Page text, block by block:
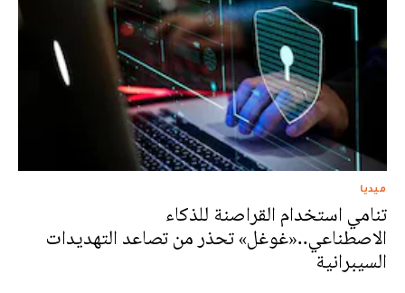
ميديا
تنامي استخدام القراصنة للذكاء
الاصطناعي..«غوغل» تحذر من تصاعد التهديدات
السيبرانية